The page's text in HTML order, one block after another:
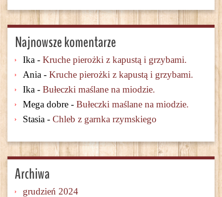
Najnowsze komentarze
Ika - Kruche pierożki z kapustą i grzybami.
Ania - Kruche pierożki z kapustą i grzybami.
Ika - Bułeczki maślane na miodzie.
Mega dobre - Bułeczki maślane na miodzie.
Stasia - Chleb z garnka rzymskiego
Archiwa
grudzień 2024